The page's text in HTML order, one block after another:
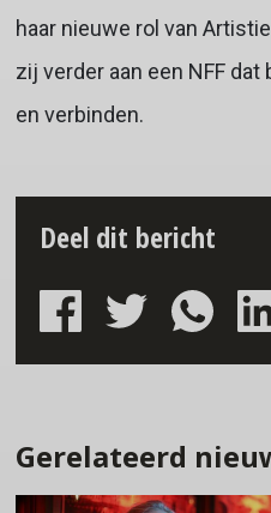
haar nieuwe rol van
zij verder aan een NFF
en verbinden.
Deel dit bericht
Gerelateerd